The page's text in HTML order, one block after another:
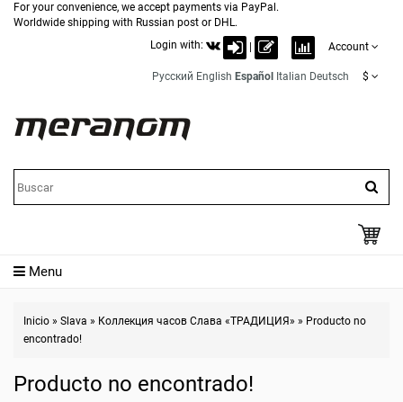
For your convenience, we accept payments via PayPal.
Worldwide shipping with Russian post or DHL.
Login with:
Account
Русский English Español Italian Deutsch $
Menu
Inicio » Slava » Коллекция часов Слава «ТРАДИЦИЯ» » Producto no
encontrado!
Producto no encontrado!